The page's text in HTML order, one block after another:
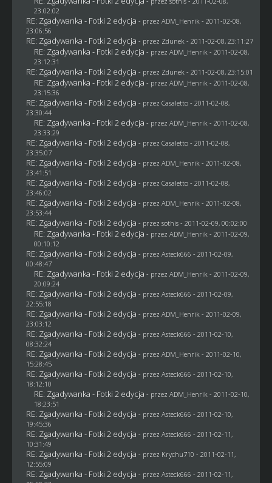
23:02:02
RE: Zgadywanka - Fotki 2 edycja - przez ADM_Henrik - 2011-02-08,
23:06:56
RE: Zgadywanka - Fotki 2 edycja - przez Zdunek - 2011-02-08, 23:11:27
RE: Zgadywanka - Fotki 2 edycja - przez ADM_Henrik - 2011-02-08,
23:12:31
RE: Zgadywanka - Fotki 2 edycja - przez Zdunek - 2011-02-08, 23:15:01
RE: Zgadywanka - Fotki 2 edycja - przez ADM_Henrik - 2011-02-08,
23:15:36
RE: Zgadywanka - Fotki 2 edycja - przez Casaletto- 2011-02-08,
23:30:44
RE: Zgadywanka - Fotki 2 edycja - przez ADM_Henrik - 2011-02-08,
23:33:29
RE: Zgadywanka - Fotki 2 edycja - przez Casaletto- 2011-02-08,
23:35:07
RE: Zgadywanka - Fotki 2 edycja - przez ADM_Henrik - 2011-02-08,
23:41:51
RE: Zgadywanka - Fotki 2 edycja - przez Casaletto- 2011-02-08,
23:46:02
RE: Zgadywanka - Fotki 2 edycja - przez ADM_Henrik - 2011-02-08,
23:53:44
RE: Zgadywanka - Fotki 2 edycja - przez sothis- 2011-02-09, 00:02:00
RE: Zgadywanka - Fotki 2 edycja - przez ADM_Henrik - 2011-02-09,
00:10:12
RE: Zgadywanka - Fotki 2 edycja - przez Asteck666 - 2011-02-09,
00:48:47
RE: Zgadywanka - Fotki 2 edycja - przez ADM_Henrik - 2011-02-09,
20:09:24
RE: Zgadywanka - Fotki 2 edycja - przez Asteck666 - 2011-02-09,
22:55:18
RE: Zgadywanka - Fotki 2 edycja - przez ADM_Henrik - 2011-02-09,
23:03:12
RE: Zgadywanka - Fotki 2 edycja - przez Asteck666 - 2011-02-10,
08:32:24
RE: Zgadywanka - Fotki 2 edycja - przez ADM_Henrik - 2011-02-10,
15:28:45
RE: Zgadywanka - Fotki 2 edycja - przez Asteck666 - 2011-02-10,
18:12:10
RE: Zgadywanka - Fotki 2 edycja - przez ADM_Henrik - 2011-02-10,
18:23:51
RE: Zgadywanka - Fotki 2 edycja - przez Asteck666 - 2011-02-10,
19:45:36
RE: Zgadywanka - Fotki 2 edycja - przez Asteck666 - 2011-02-11,
10:31:49
RE: Zgadywanka - Fotki 2 edycja - przez Krychu710 - 2011-02-11,
12:55:09
RE: Zgadywanka - Fotki 2 edycja - przez Asteck666 - 2011-02-11,